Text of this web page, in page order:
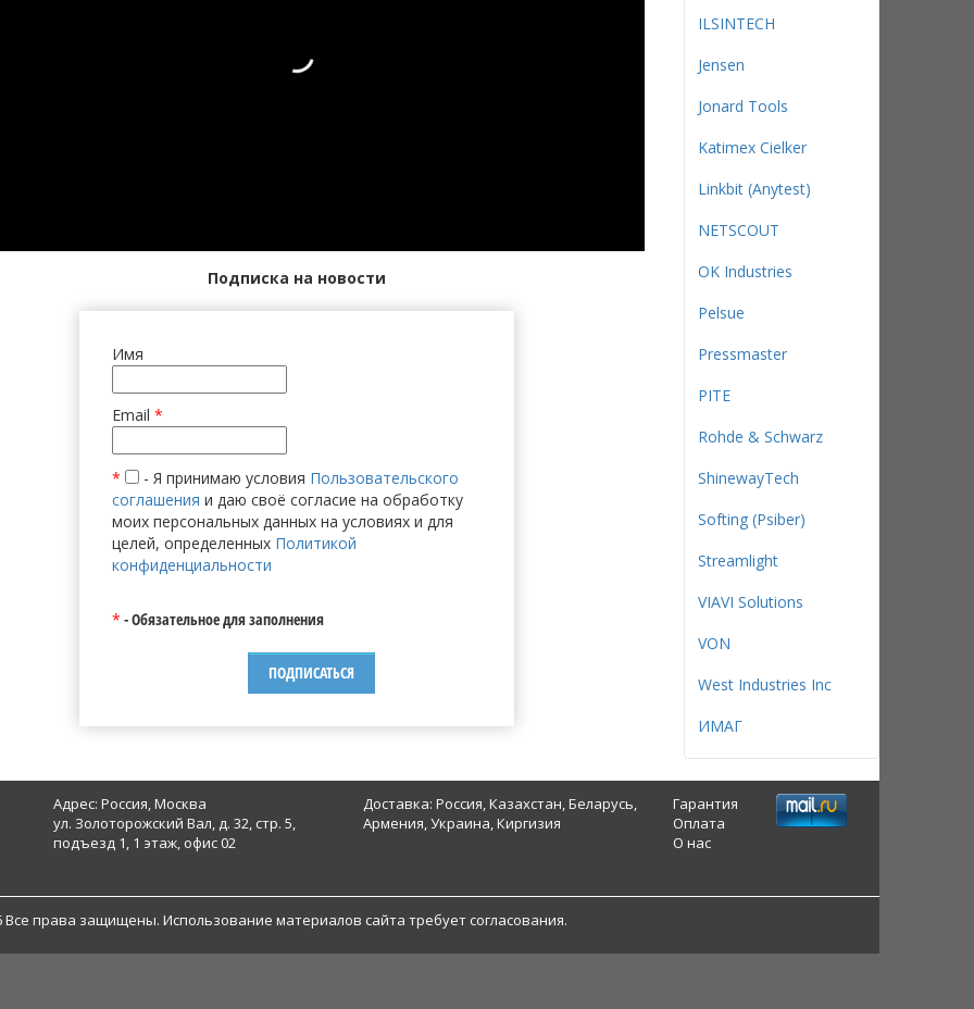
Подписка на новости
Имя
Email *
* - Я принимаю условия Пользовательского
соглашения и даю своё согласие на обработку
моих персональных данных на условиях и для
целей, определенных Политикой
конфиденциальности
* - Обязательное для заполнения
ILSINTECH
Jensen
Jonard Tools
Katimex Cielker
Linkbit (Anytest)
NETSCOUT
OK Industries
Pelsue
Pressmaster
PITE
Rohde & Schwarz
ShinewayTech
Softing (Psiber)
Streamlight
VIAVI Solutions
VON
West Industries Inc
ИМАГ
Адрес: Россия, Москва
ул. Золоторожский Вал, д. 32, стр. 5,
подъезд 1, 1 этаж, офис 02
Доставка: Россия, Казахстан, Беларусь,
Армения, Украина, Киргизия
Гарантия
Оплата
О нас
Все права защищены. Использование материалов сайта требует согласования.